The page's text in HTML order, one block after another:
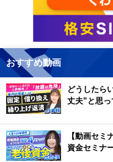
おすすめ動画
どうしたら
丈夫”と思っ
【動画セミ
資金セミナ